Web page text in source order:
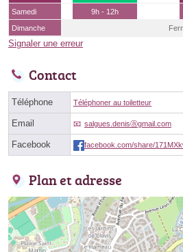
Samedi
9h - 12h
Dimanche
Signaler une erreur
Contact
Téléphone Téléphoner au toiletteur
Email salgues.denisⓐgmail.com
Facebook facebook.com/share/
Plan et adresse